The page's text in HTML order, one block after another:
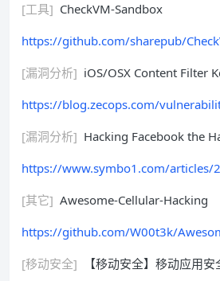
[工具] CheckVM-Sandbox
https://github.com/sharepub/
[漏洞分析] iOS/OSX Content Filter
https://blog.zecops.com/
[漏洞分析] Hacking Facebook the
https://www.symbo1.com/articles/
[其它] Awesome-Cellular-Hacking
https://github.com/W00t3k/
[移动安全]
【移动安全】移动应用